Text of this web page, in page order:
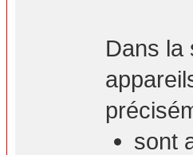
Dans la
sont